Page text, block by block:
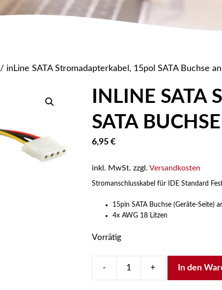
/ inLine SATA Stromadapterkabel, 15pol SATA Buchse
INLINE SATA
SATA
6,95 €
inkl. MwSt. zzgl. Versandkosten
Stromanschlusskabel für IDE Standard
15pin SATA Buchse (Geräte-Seite)
4x AWG 18 Litzen
Vorrätig
- + In den